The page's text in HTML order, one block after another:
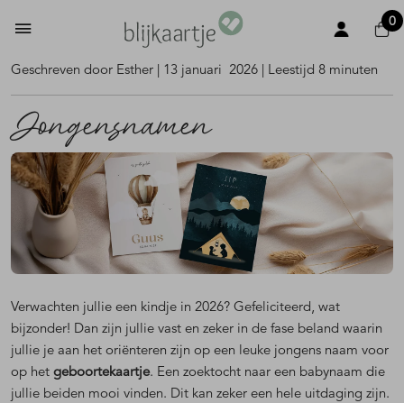
0
Geschreven door Esther | 13 januari 2026 | Leestijd 8 minuten
Jongensnamen
Verwachten jullie een kindje in 2026? Gefeliciteerd, wat
bijzonder! Dan zijn jullie vast en zeker in de fase beland waarin
jullie je aan het oriënteren zijn op een leuke jongens naam voor
op het geboortekaartje. Een zoektocht naar een babynaam die
jullie beiden mooi vinden. Dit kan zeker een hele uitdaging zijn.